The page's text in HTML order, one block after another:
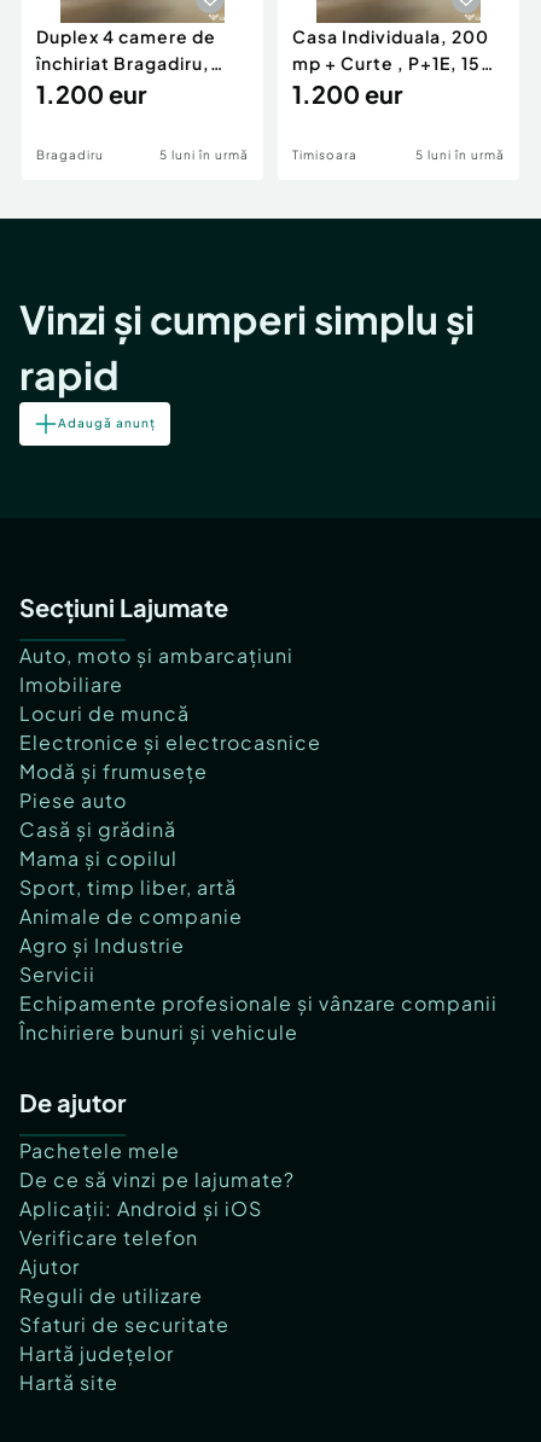
Duplex 4 camere de
închiriat Bragadiru,
curte 100 mp, pa...
1.200 eur
Bragadiru 5 luni în urmă
Casa Individuala, 200
mp + Curte , P+1E, 150
mp, zona Girocu
1.200 eur
Timisoara 5 luni în urmă
Vinzi și cumperi simplu și
rapid
Adaugă anunț
Secțiuni Lajumate
Auto, moto și ambarcațiuni
Imobiliare
Locuri de muncă
Electronice și electrocasnice
Modă și frumusețe
Piese auto
Casă și grădină
Mama și copilul
Sport, timp liber, artă
Animale de companie
Agro și Industrie
Servicii
Echipamente profesionale și vânzare companii
Închiriere bunuri și vehicule
De ajutor
Pachetele mele
De ce să vinzi pe lajumate?
Aplicații: Android și iOS
Verificare telefon
Ajutor
Reguli de utilizare
Sfaturi de securitate
Hartă județelor
Hartă site